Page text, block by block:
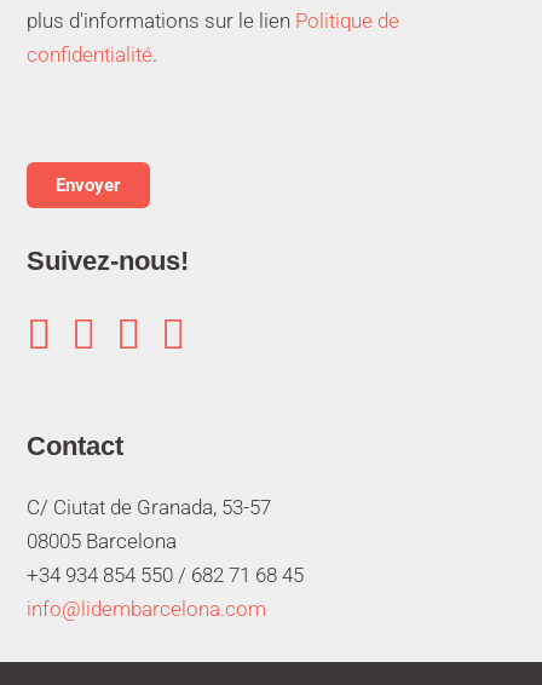
plus d'informations sur le lien Politique de
confidentialité.
Suivez-nous!
   
Contact
C/ Ciutat de Granada, 53-57
08005 Barcelona
+34 934 854 550 / 682 71 68 45
info@lidembarcelona.com